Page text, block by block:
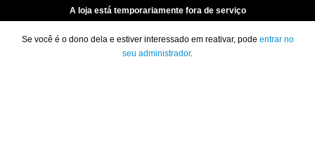
A loja está temporariamente fora de serviço
Se você é o dono dela e estiver interessado em reativar, pode entrar no
seu administrador.